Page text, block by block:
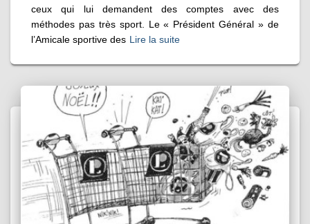
ceux qui lui demandent des comptes avec des
méthodes pas très sport. Le « Président Général » de
l’Amicale sportive des Lire la suite